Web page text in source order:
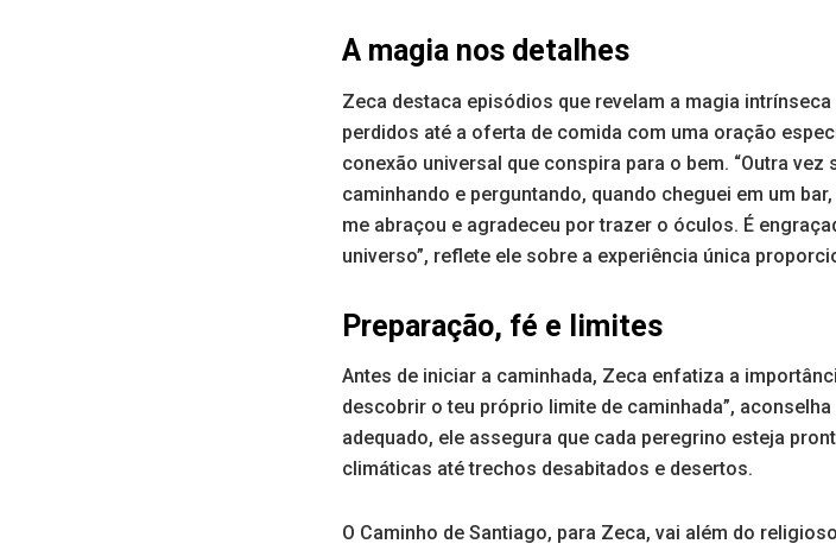
A magia nos detalhes
Zeca destaca episódios que revelam a magia
perdidos até a oferta de comida com uma oração
conexão universal que conspira para o bem. “Outra
caminhando e perguntando, quando cheguei em um
me abraçou e agradeceu por trazer o óculos. É
universo”, reflete ele sobre a experiência única
Preparação, fé e limites
Antes de iniciar a caminhada, Zeca enfatiza a
descobrir o teu próprio limite de caminhada”,
adequado, ele assegura que cada peregrino esteja
climáticas até trechos desabitados e desertos.
O Caminho de Santiago, para Zeca, vai além do